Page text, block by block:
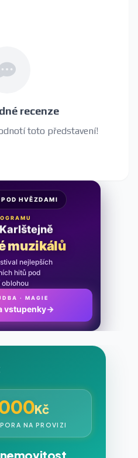
recenze
toto představení!
HVĚZDAMI
muzikálů
nejlepších
hitů pod
oblohou
· MAGIE
vstupenky →
Kč
NA PROVIZI